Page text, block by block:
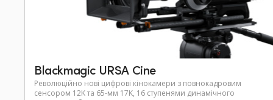
Blackmagic URSA Cine
Революційно нові цифрові кінокамери з повнокадровим
сенсором 12K та 65-мм 17K, 16 ступенями динамічного